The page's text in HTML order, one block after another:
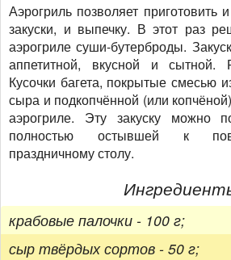
Аэрогриль позволяет
закуски, и выпечку. В этот раз
аэрогриле суши-бутерброды.
аппетитной, вкусной и сытной.
Кусочки багета, покрытые смесью
сыра и подкопчённой (или
аэрогриле. Эту закуску можно
полностью остывшей к
праздничному столу.
крабовые палочки - 100 г;
сыр твёрдых сортов - 50 г;